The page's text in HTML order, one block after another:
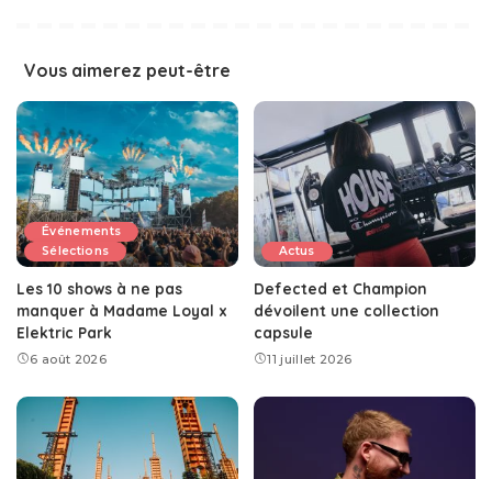
Vous aimerez peut-être
Événements
Sélections
Les 10 shows à ne pas
manquer à Madame Loyal x
Elektric Park
6 août 2026
Actus
Defected et Champion
dévoilent une collection
capsule
11 juillet 2026